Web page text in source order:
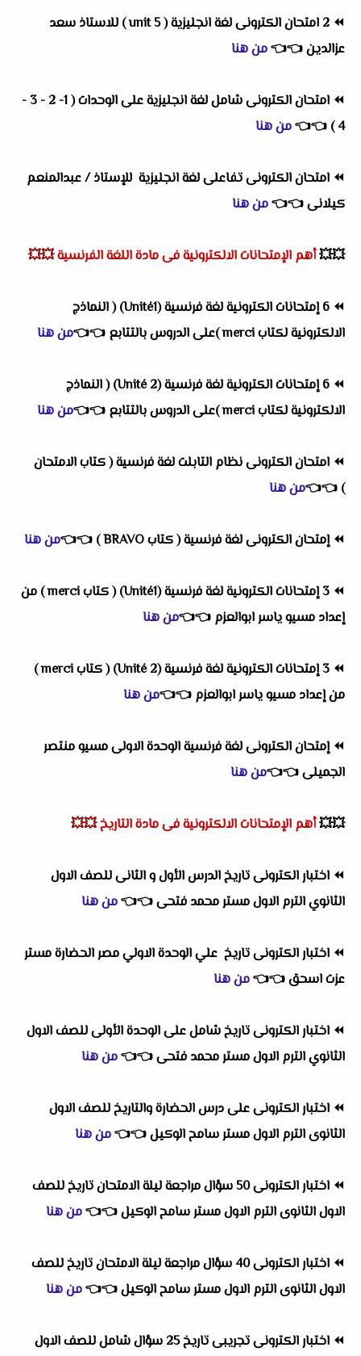
⏪
2 امتحان الكترونى لغة انجليزية ( unit 5 ) للاستاذ سعد
عزالدين👈
👈من هنا
⏪
امتحان الكترونى شامل لغة انجليزية على الوحدات ( 1- 2 - 3 -
4 )
👈
👈من هنا
⏪ امتحان الكترونى تفاعلى لغة انجليزية للإستاذ / عبدالمنعم
كيلانى👈
👈من هنا
💥💥أهم الإمتحانات الالكترونية فى مادة اللغة الفرنسية💥💥
⏪
6 إمتحانات الكترونية لغة فرنسية (Unité1) ( النماذج
الالكترونية لكتاب merci )على الدروس بالتتابع
👈
👈من هنا
⏪
6 إمتحانات الكترونية لغة فرنسية (Unité 2) ( النماذج
الالكترونية لكتاب merci )على الدروس بالتتابع
👈
👈من هنا
⏪ امتحان الكترونى نظام التابلت لغة فرنسية ( كتاب الامتحان
)
👈
👈من هنا
⏪إمتحان الكترونى لغة فرنسية ( كتاب BRAVO ) 👈
👈من هنا
⏪
3 إمتحانات الكترونية لغة فرنسية (Unité1) ( كتاب merci ) من
إعداد مسيو ياسر ابوالعزم 👈
👈من هنا
⏪
3 إمتحانات الكترونية لغة فرنسية (Unité 2) ( كتاب merci )
من إعداد مسيو ياسر ابوالعزم 👈
👈من هنا
⏪إمتحان الكترونى لغة فرنسية الوحدة الاولى مسيو منتصر
الجميلى👈
👈من هنا
💥💥أهم الإمتحانات الالكترونية فى مادة التاريخ💥💥
⏪ اختبار الكترونى تاريخ الدرس الأول و الثانى للصف الاول
الثانوي الترم الاول مستر محمد فتحى👈
👈من هنا
⏪ اختبار الكترونىتاريخ علي الوحدة الاولي مصر الحضارة مستر
عزت اسحق👈
👈من هنا
⏪ اختبار الكترونى تاريخ شامل على الوحدة الأولى للصف الاول
الثانوي الترم الاول مستر محمد فتحى👈
👈من هنا
⏪ اختبار الكترونى على درس الحضارة والتاريخ للصف الاول
الثانوى الترم الاول مستر سامح الوكيل👈
👈من هنا
⏪
اختبار الكترونى 50 سؤال مراجعة ليلة الامتحان تاريخ للصف
الاول الثانوى الترم الاول مستر سامح الوكيل👈
👈من هنا
⏪
اختبار الكترونى 40 سؤال مراجعة ليلة الامتحان تاريخ للصف
الاول الثانوى الترم الاول مستر سامح الوكيل👈
👈من هنا
⏪
اختبار الكترونى تجريبى تاريخ 25 سؤال شامل للصف الاول